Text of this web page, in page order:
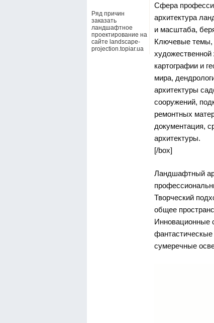
Ряд причин
заказать
ландшафтное
проектирование на
сайте landscape-
projection.topiar.ua
Сфера
архитектура
и масштаба,
Ключевые темы,
картографии и
мира,
архитектуры
сооружений,
ремонтных
документация,
архитектуры.
[/box]
Ландшафтный
Творческий
общее
Инновационные
сумеречные